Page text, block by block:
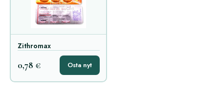
Zithromax
0,78 € Osta nyt